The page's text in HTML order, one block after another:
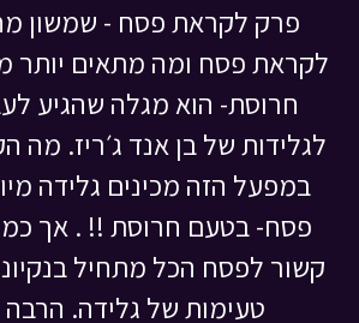
פרק לקראת פסח - שמשון
לקראת פסח ומה מתאים יותר
חרוסת- הוא מגלה שהגיע
לגלידות של בן אנד ג׳ריז. מה
במפעל הזה מכינים גלידה
פסח- בטעם חרוסת !! . אך
קשור לפסח הכל מתחיל
טעימות של גלידה. הרבה